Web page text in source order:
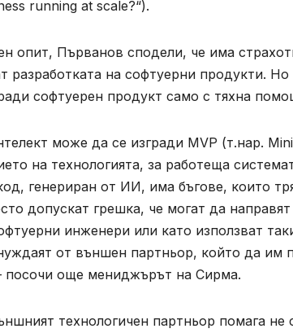
running at scale?“).
опит, Първанов сподели, че има
разработката на софтуерни продукти.
софтуерен продукт само с тяхна
може да се изгради MVP (т.нар.
на технологията, за работеща
генериран от ИИ, има бъгове, които
допускат грешка, че могат да
инженери или като използват
от външен партньор, който да им
посочи още мениджърът на Сирма.
технологичен партньор помага не